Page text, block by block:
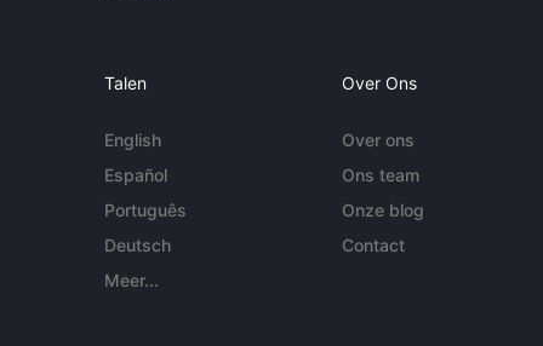
Talen
English
Español
Português
Deutsch
Meer...
Over Ons
Over ons
Ons team
Onze blog
Contact